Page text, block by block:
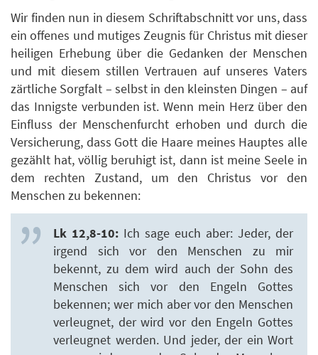
Wir finden nun in diesem Schriftabschnitt vor uns, dass
ein offenes und mutiges Zeugnis für Christus mit dieser
heiligen Erhebung über die Gedanken der Menschen
und mit diesem stillen Vertrauen auf unseres Vaters
zärtliche Sorgfalt – selbst in den kleinsten Dingen – auf
das Innigste verbunden ist. Wenn mein Herz über den
Einfluss der Menschenfurcht erhoben und durch die
Versicherung, dass Gott die Haare meines Hauptes alle
gezählt hat, völlig beruhigt ist, dann ist meine Seele in
dem rechten Zustand, um den Christus vor den
Menschen zu bekennen:
Lk 12,8-10: Ich sage euch aber: Jeder, der
irgend sich vor den Menschen zu mir
bekennt, zu dem wird auch der Sohn des
Menschen sich vor den Engeln Gottes
bekennen; wer mich aber vor den Menschen
verleugnet, der wird vor den Engeln Gottes
verleugnet werden. Und jeder, der ein Wort